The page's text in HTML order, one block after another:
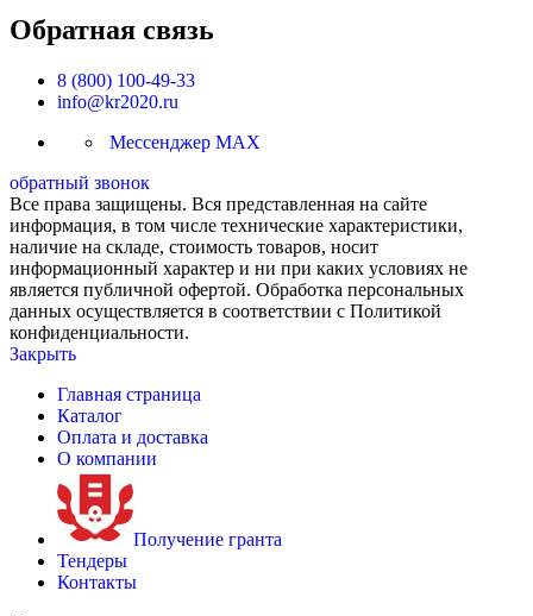
Обратная связь
8 (800) 100-49-33
info@kr2020.ru
Мессенджер MAX
обратный звонок
Все права защищены. Вся представленная на сайте
информация, в том числе технические характеристики,
наличие на складе, стоимость товаров, носит
информационный характер и ни при каких условиях не
является публичной офертой. Обработка персональных
данных осуществляется в соответствии с Политикой
конфиденциальности.
Закрыть
Главная страница
Каталог
Оплата и доставка
О компании
Получение гранта
Тендеры
Контакты